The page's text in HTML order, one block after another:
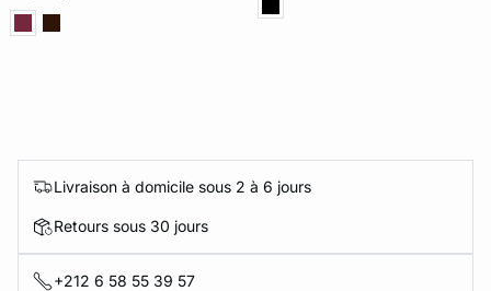
Livraison à domicile sous 2 à 6 jours
Retours sous 30 jours
+212 6 58 55 39 57